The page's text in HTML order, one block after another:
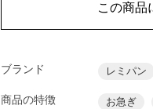
この商品
ブランド レミパン
商品の特徴 お急ぎ